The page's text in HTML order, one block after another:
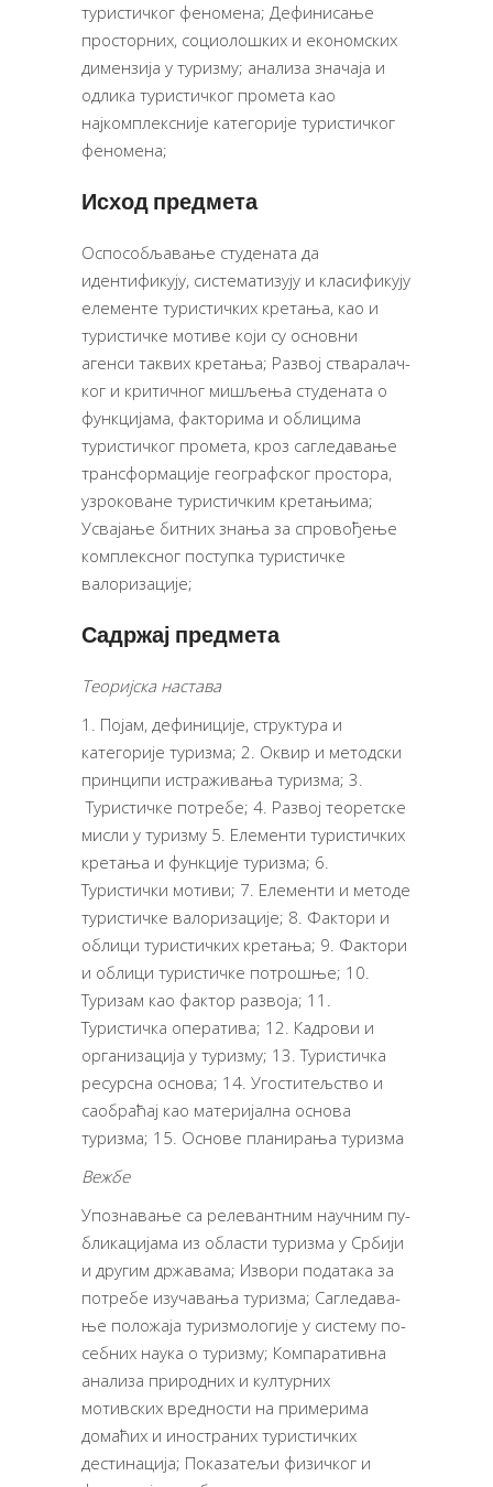
туристичког феномена; Дефинисање
просторних, социолошких и економских
димензија у туризму; анализа значаја и
одлика туристичког промета као
најкомплексније категорије туристичког
феномена;
Исход предмета
Оспособљавање студената да
идентификују, систематизују и класификују
елементе туристичких кретања, као и
туристичке мотиве који су основни
агенси таквих кретања; Раз­вој ства­ра­лач­
ког и кри­тич­ног ми­шље­ња сту­де­на­та о
функцијама, факторима и облицима
туристичког промета, кроз са­гле­да­ва­ње
трансфор­ма­ци­је ге­о­граф­ског про­сто­ра,
узроковане туристичким кретањима;
Усвајање битних знања за спровођење
комплексног поступка туристичке
валоризације;
Садржај предмета
Теоријска настава
1. Појам, дефиниције, структура и
категорије туризма; 2. Оквир и методски
принципи истраживања туризма; 3.
Туристичке потребе; 4. Развој теоретске
мисли у туризму 5. Елементи туристичких
кретања и функције туризма; 6.
Туристички мотиви; 7. Елементи и методе
туристичке валоризације; 8. Фактори и
облици туристичких кретања; 9. Фактори
и облици туристичке потрошње; 10.
Туризам као фактор развоја; 11.
Туристичка оператива; 12. Кадрови и
организација у туризму; 13. Туристичка
ресурсна основа; 14. Угоститељство и
саобраћај као материјална основа
туризма; 15. Основе планирања туризма
Вежбе
Упо­зна­ва­ње са ре­ле­вант­ним на­уч­ним пу­
бли­ка­цијa­ма из обла­сти ту­ри­зма у Ср­би­ји
и дру­гим др­жа­ва­ма; Из­во­ри по­да­та­ка за
по­тре­бе из­у­ча­ва­ња ту­ри­зма; Сагледа­ва­
ње по­ло­жа­ја ту­ри­змо­ло­ги­је у си­сте­му по­
себ­них на­у­ка о ту­ри­зму; Компара­тив­на
ана­ли­за при­род­них и кул­тур­них
мотивских вред­но­сти на примерима
домаћих и иностраних туристичких
дестинација; По­ка­за­те­љи физичког и